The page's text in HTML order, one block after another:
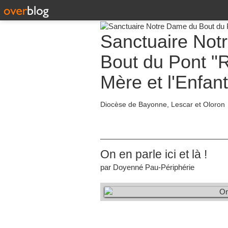
Sanctuaire
Bout du Pont
Mère et
Diocèse de Bayonne, Lescar et Oloron
On en parle ici et là !
par Doyenné Pau-Périphérie